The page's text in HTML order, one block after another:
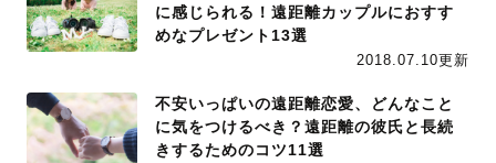
に感じられる！遠距離カップルにおすす
めなプレゼント13選
2018.07.10更新
不安いっぱいの遠距離恋愛、どんなこと
に気をつけるべき？遠距離の彼氏と長続
きするためのコツ11選